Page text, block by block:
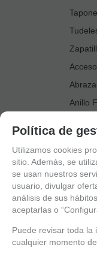
Anillo
Cañas
Política de
Utilizamos cookies
sitio. Además, se
se usan nuestros
usuario, divulgar
análisis de sus
aceptarlas o
Puede revisar toda la
cualquier momento